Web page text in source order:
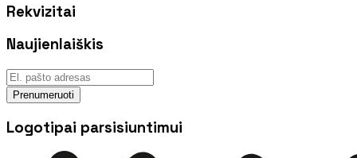
Rekvizitai
Naujienlaiškis
Prenumeruoti
Logotipai parsisiuntimui